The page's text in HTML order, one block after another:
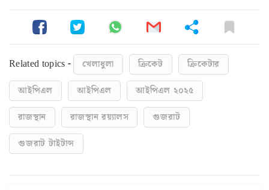
Related topics - খেলাধুলা ক্রিকেট
ক্রিকেটার
আইপিএল
আইপিএল
আইপিএল ২০২৫
রাজস্থান
রাজস্থান রয়্যালস
গুজরাট
গুজরাট টাইটান্স